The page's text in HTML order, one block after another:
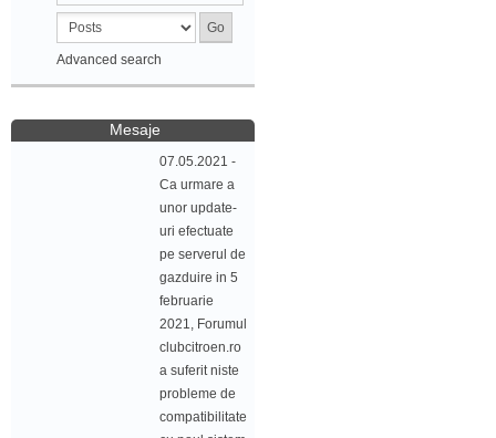
Advanced search
Mesaje
07.05.2021 -
Ca urmare a
unor update-
uri efectuate
pe serverul de
gazduire in 5
februarie
2021, Forumul
clubcitroen.ro
a suferit niste
probleme de
compatibilitate